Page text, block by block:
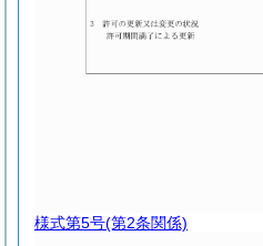
様式第5号(第2条関係)